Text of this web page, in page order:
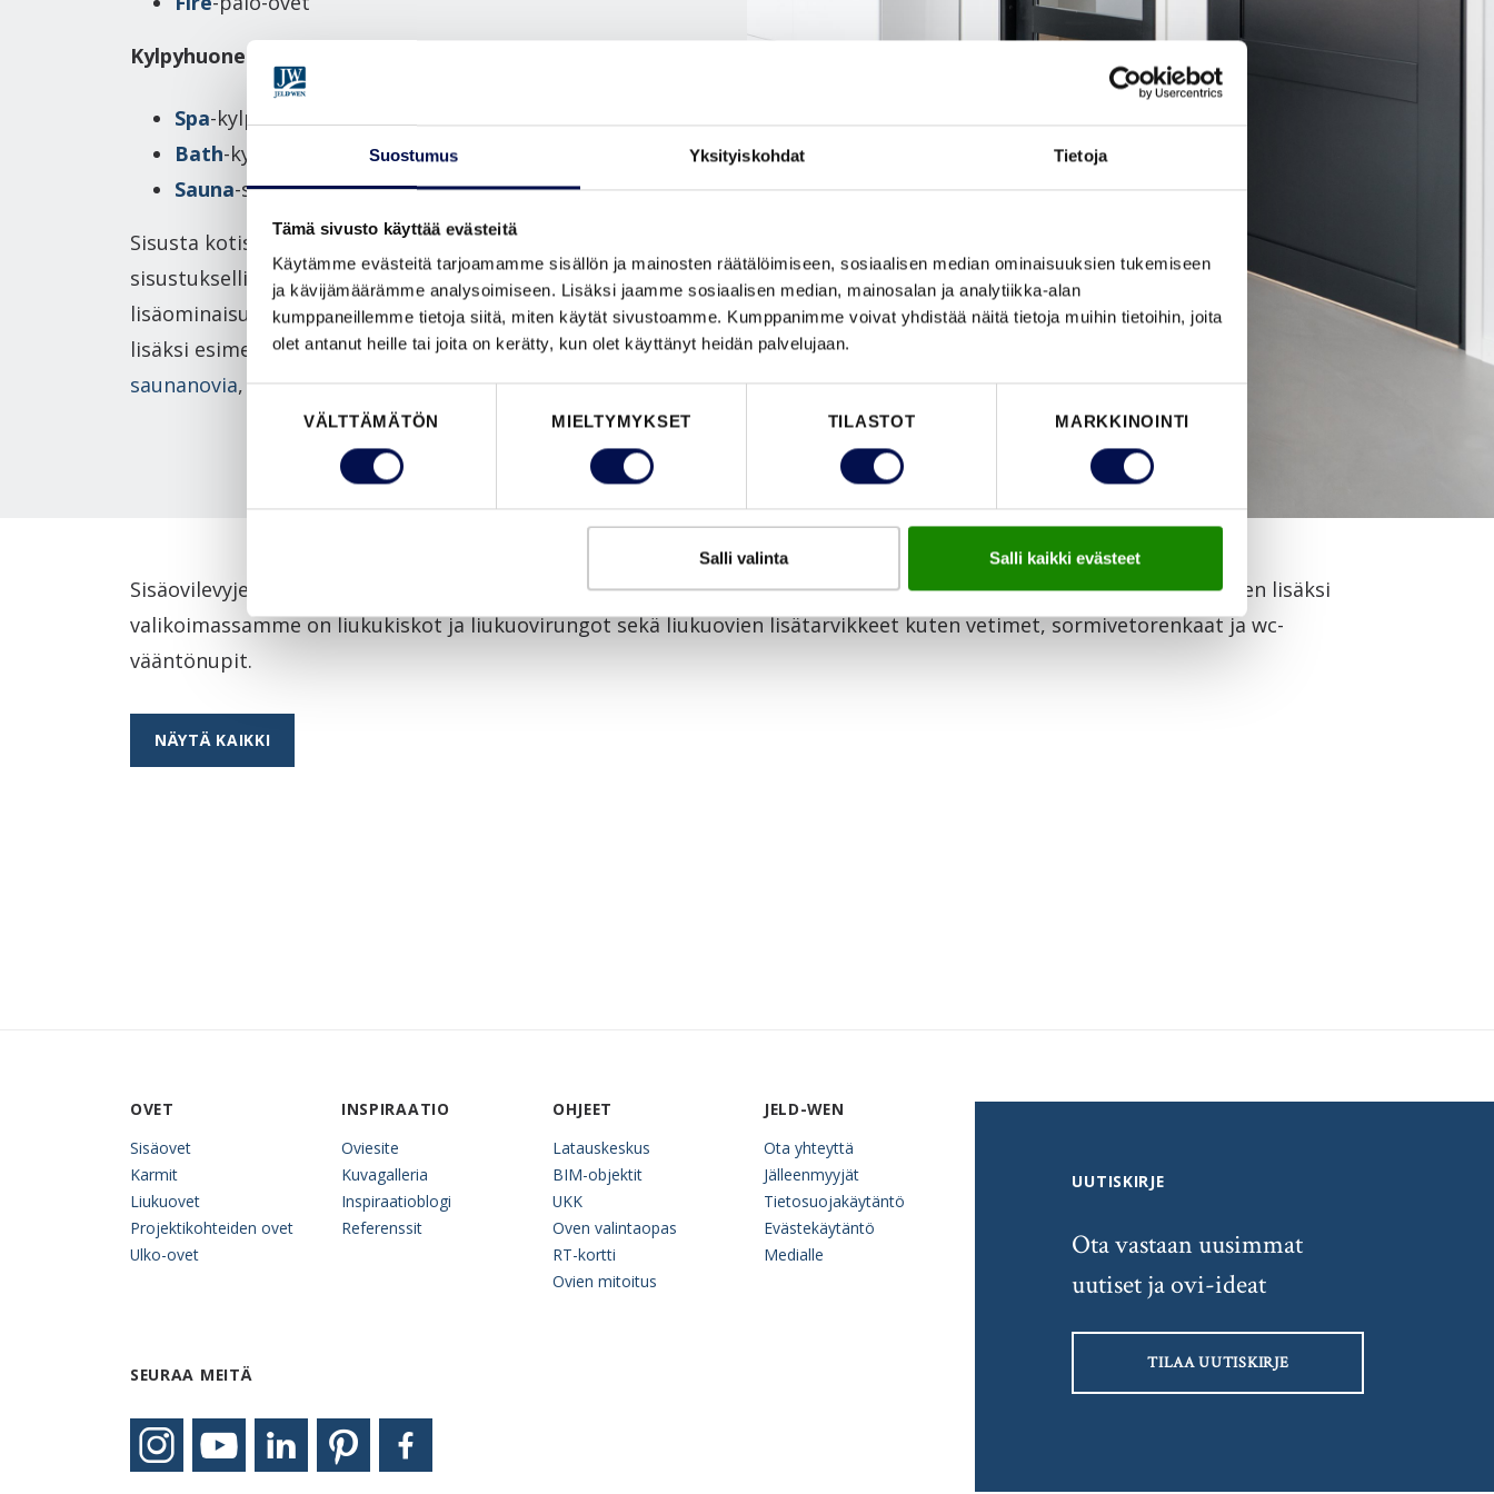
Suostumus Yksityiskohdat Tietoja
Tämä sivusto käyttää evästeitä
Käytämme evästeitä tarjoamamme sisällön ja mainosten räätälöimiseen, sosiaalisen median ominaisuuksien tukemiseen
ja kävijämäärämme analysoimiseen. Lisäksi jaamme sosiaalisen median, mainosalan ja analytiikka-alan
kumppaneillemme tietoja siitä, miten käytät sivustoamme. Kumppanimme voivat yhdistää näitä tietoja muihin tietoihin, joita
olet antanut heille tai joita on kerätty, kun olet käyttänyt heidän palvelujaan.
VÄLTTÄMÄTÖN MIELTYMYKSET TILASTOT MARKKINOINTI
Salli valinta Salli kaikki evästeet
Kylpyhuone ja sauna
Spa-kylpyhuoneenovet
Bath-kylpyhuoneenovet
Sauna-saunanovet
Sisusta kotisi sisäovilla. Kiinnitä
sisustuksellisuuden lisäksi huomiota sisäovien
lisäominaisuuksiin; tarvitsetko perussisäovien
lisäksi esimerkiksiäänieristysovia,liukuovia,
saunanovia,kylpyhuoneenoviataipalo-ovia.
Sisäovilevyjen lisäksi Swedoor tarjoaa sisäoven karmit ja kynnykset sekä painikkeet ja wc-vääntönupit. Liukuovilevyjen lisäksi
valikoimassamme on liukukiskot ja liukuovirungot sekä liukuovien lisätarvikkeet kuten vetimet, sormivetorenkaat ja wc-
vääntönupit.
NÄYTÄ KAIKKI
OVET
Sisäovet
Karmit
Liukuovet
Projektikohteiden ovet
Ulko-ovet
INSPIRAATIO
Oviesite
Kuvagalleria
Inspiraatioblogi
Referenssit
OHJEET
Latauskeskus
BIM-objektit
UKK
Oven valintaopas
RT-kortti
Ovien mitoitus
JELD-WEN
Ota yhteyttä
Jälleenmyyjät
Tietosuojakäytäntö
Evästekäytäntö
Medialle
SEURAA MEITÄ
UUTISKIRJE
Ota vastaan uusimmat
uutiset ja ovi-ideat
TILAA UUTISKIRJE